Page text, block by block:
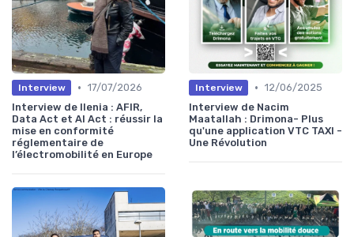
Interview • 17/07/2026
Interview de Ilenia : AFIR,
Data Act et AI Act : réussir la
mise en conformité
réglementaire de
l’électromobilité en Europe
Interview • 12/06/2025
Interview de Nacim
Maatallah : Drimona- Plus
qu'une application VTC TAXI -
Une Révolution